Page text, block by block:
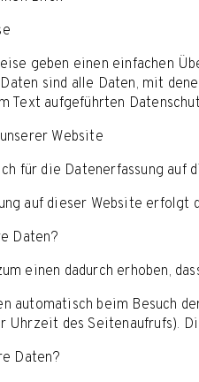
geben einen einfachen
sind alle Daten, mit
Text aufgeführten
Website
für die Datenerfassung auf
auf dieser Website erfolgt
Daten?
einen dadurch erhoben,
automatisch beim Besuch
Uhrzeit des Seitenaufrufs).
Daten?